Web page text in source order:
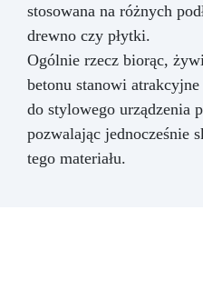
stosowana na różnych
drewno czy płytki.
Ogólnie rzecz biorąc,
betonu stanowi
do stylowego urządzenia
pozwalając jednocześnie
tego materiału.